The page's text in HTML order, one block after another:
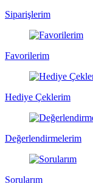
Siparişlerim
Favorilerim
Hediye Çeklerim
Değerlendirmelerim
Sorularım